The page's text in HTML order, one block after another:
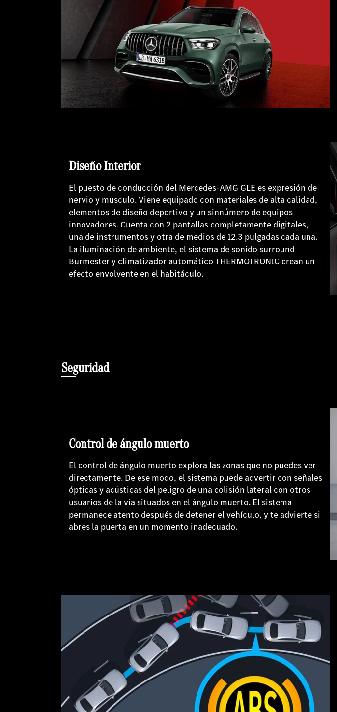
Diseño Interior
El puesto de conducción del Mercedes-AMG GLE es expresión de
nervio y músculo. Viene equipado con materiales de alta calidad,
elementos de diseño deportivo y un sinnúmero de equipos
innovadores. Cuenta con 2 pantallas completamente digitales,
una de instrumentos y otra de medios de 12.3 pulgadas cada una.
La iluminación de ambiente, el sistema de sonido surround
Burmester y climatizador automático THERMOTRONIC crean un
efecto envolvente en el habitáculo.
Seguridad
Control de ángulo muerto
El control de ángulo muerto explora las zonas que no puedes ver
directamente. De ese modo, el sistema puede advertir con señales
ópticas y acústicas del peligro de una colisión lateral con otros
usuarios de la vía situados en el ángulo muerto. El sistema
permanece atento después de detener el vehículo, y te advierte si
abres la puerta en un momento inadecuado.